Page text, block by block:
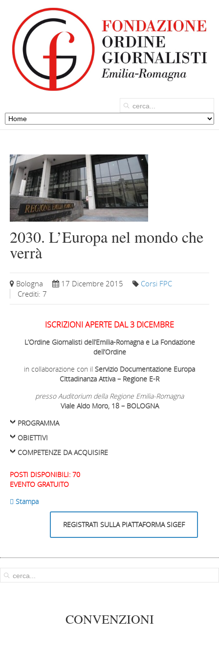
2030. L’Europa nel mondo che
verrà
Bologna 17 Dicembre 2015
Corsi FPC
Crediti: 7
ISCRIZIONI APERTE DAL 3 DICEMBRE
L’Ordine Giornalisti dell’Emilia-Romagna e La Fondazione
dell’Ordine
in collaborazione con il Servizio Documentazione Europa
Cittadinanza Attiva – Regione E-R
presso Auditorium della Regione Emilia-Romagna
Viale Aldo Moro, 18 – BOLOGNA
PROGRAMMA
OBIETTIVI
COMPETENZE DA ACQUISIRE
POSTI DISPONIBILI: 70
EVENTO GRATUITO
REGISTRATI SULLA PIATTAFORMA SIGEF
 Stampa
CONVENZIONI